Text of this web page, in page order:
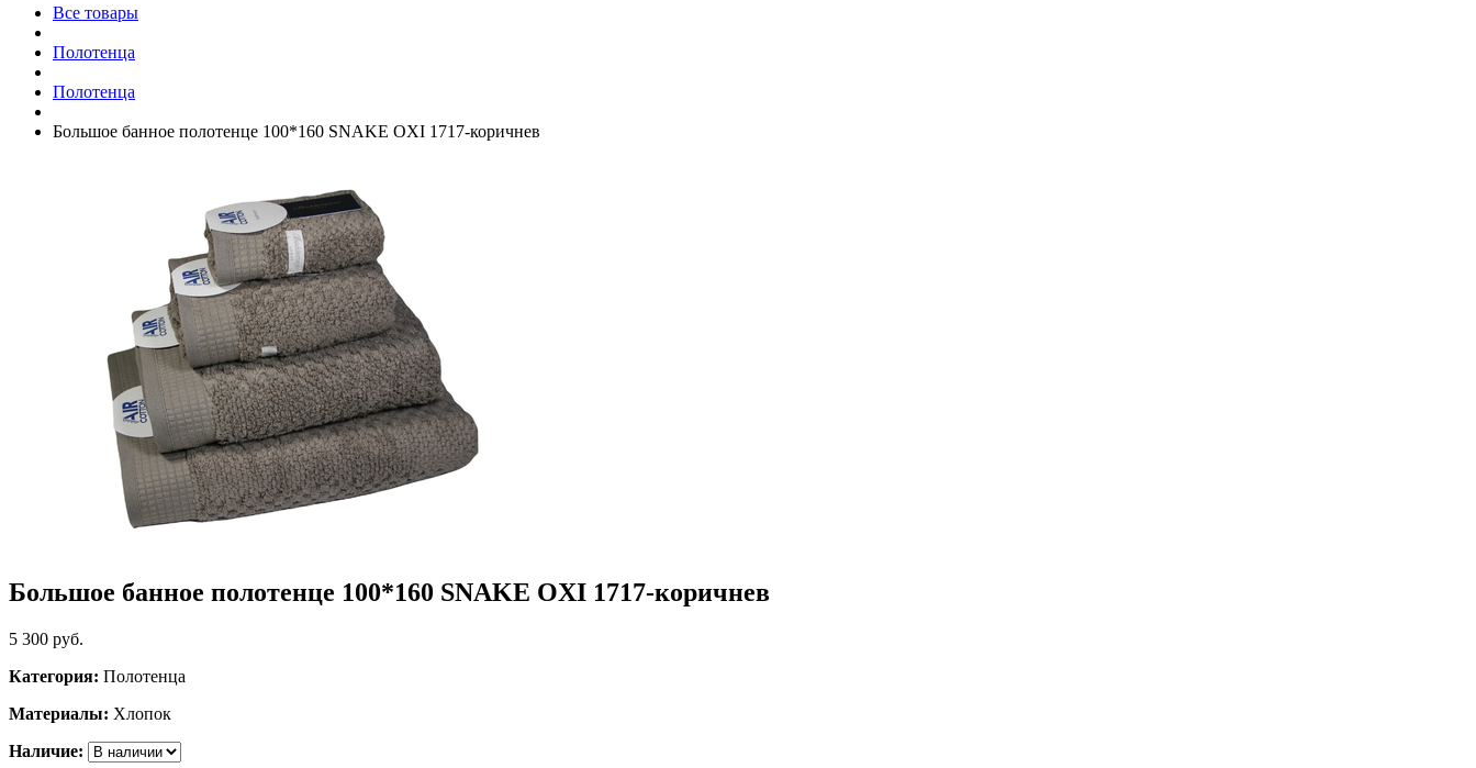
Все товары
Полотенца
Полотенца
Большое банное полотенце 100*160 SNAKE OXI 1717-коричнев
Большое банное полотенце 100*160 SNAKE OXI 1717-коричнев
5 300 руб.
Категория: Полотенца
Материалы: Хлопок
Наличие: